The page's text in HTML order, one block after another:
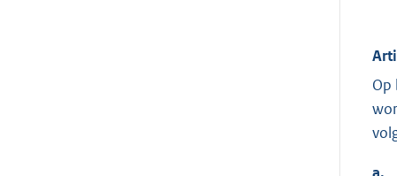
Op